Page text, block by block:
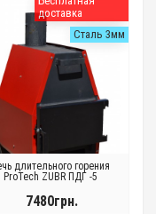
доставка
Сталь 3мм
длительного горения
ProTech ZUBR ПДГ -5
7480грн.